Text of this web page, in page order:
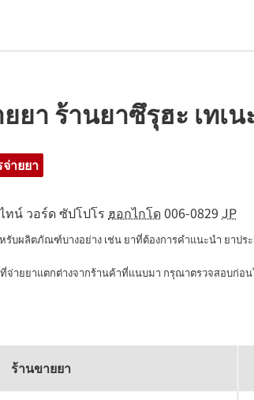
ยา ร้านยาซึรุฮะ เทเน
ายยา
ทน์ วอร์ดซัปโปโร ฮอกไกโด006-0829 JP
รับผลิตภัณฑ์บางอย่าง เช่น ยาที่ต้องการคำแนะนำ ยาปร
จ่ายยาแตกต่างจากร้านค้าที่แนบมา กรุณาตรวจสอบก่อ
ร้านขายยา